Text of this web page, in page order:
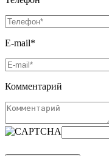
E-mail*
Комментарий